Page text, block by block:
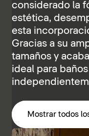
considerado la
estética,
esta
Gracias a su
tamaños y
ideal para
Mostrar todos